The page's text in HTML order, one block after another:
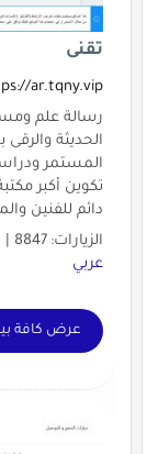
تقنى
ar.tqny.vip/
رسالة علم
الحديثة
المستمر
تكوين أكبر
دائم للفنين
الزيارات: 8847 | التقييم: 0 | المقيّمين: 0 | الدولة:
عربي
عرض كافة